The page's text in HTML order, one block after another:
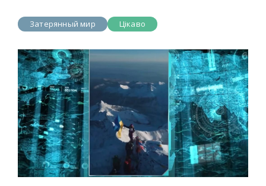
Затерянный мир Цікаво